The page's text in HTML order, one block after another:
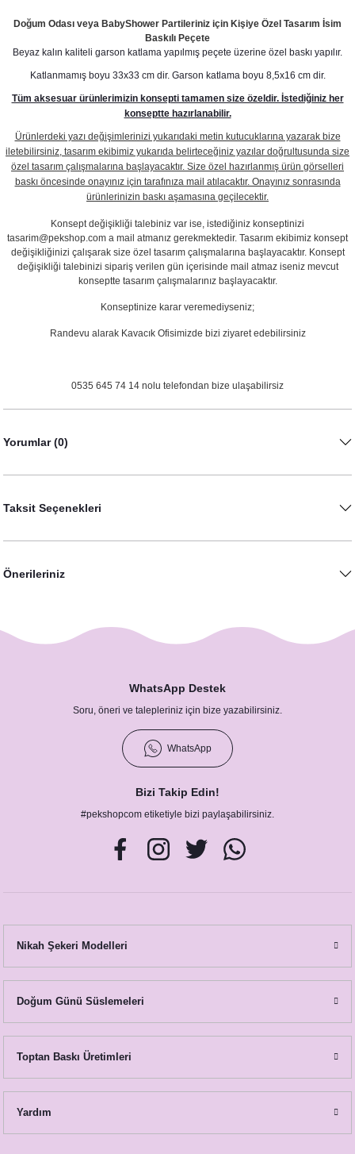
Doğum Odası veya BabyShower Partileriniz için Kişiye Özel Tasarım İsim
Baskılı Peçete
Beyaz kalın kaliteli garson katlama yapılmış peçete üzerine özel baskı yapılır.
Katlanmamış boyu 33x33 cm dir. Garson katlama boyu 8,5x16 cm dir.
Tüm aksesuar ürünlerimizin konsepti tamamen size özeldir. İstediğiniz her
konseptte hazırlanabilir.
Ürünlerdeki yazı değişimlerinizi yukarıdaki metin kutucuklarına yazarak bize
iletebilirsiniz, tasarım ekibimiz yukarıda belirteceğiniz yazılar doğrultusunda size
özel tasarım çalışmalarına başlayacaktır. Size özel hazırlanmış ürün görselleri
baskı öncesinde onayınız için tarafınıza mail atılacaktır. Onayınız sonrasında
ürünlerinizin baskı aşamasına geçilecektir.
Konsept değişikliği talebiniz var ise, istediğiniz konseptinizi
tasarim@pekshop.com a mail atmanız gerekmektedir. Tasarım ekibimiz konsept
değişikliğinizi çalışarak size özel tasarım çalışmalarına başlayacaktır. Konsept
değişikliği talebinizi sipariş verilen gün içerisinde mail atmaz iseniz mevcut
konseptte tasarım çalışmalarınız başlayacaktır.
Konseptinize karar veremediyseniz;
Randevu alarak Kavacık Ofisimizde bizi ziyaret edebilirsiniz
0535 645 74 14 nolu telefondan bize ulaşabilirsiz
Yorumlar (0)
Taksit Seçenekleri
Önerileriniz
WhatsApp Destek
Soru, öneri ve talepleriniz için bize yazabilirsiniz.
WhatsApp
Bizi Takip Edin!
#pekshopcom etiketiyle bizi paylaşabilirsiniz.
Nikah Şekeri Modelleri
Doğum Günü Süslemeleri
Toptan Baskı Üretimleri
Yardım